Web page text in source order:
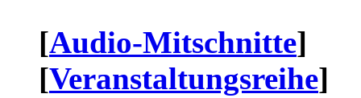
[Audio-Mitschnitte]
[Veranstaltungsreihe]